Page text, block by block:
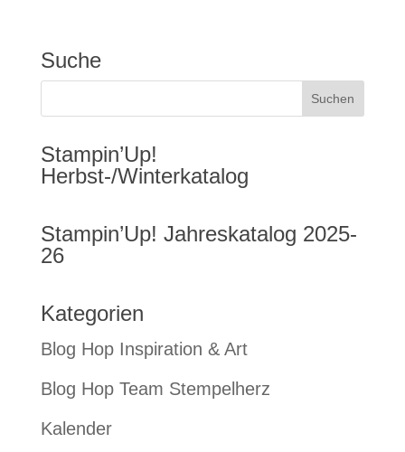
Suche
Stampin’Up!
Herbst-/Winterkatalog
Stampin’Up! Jahreskatalog 2025-
26
Kategorien
Blog Hop Inspiration & Art
Blog Hop Team Stempelherz
Kalender